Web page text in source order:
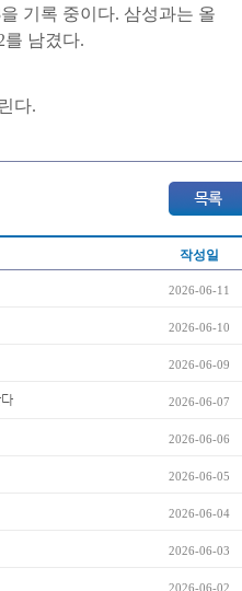
기록 중이다. 삼성과는 올
를 남겼다.
다.
작성일
2026-06-11
2026-06-10
2026-06-09
2026-06-07
2026-06-06
2026-06-05
2026-06-04
2026-06-03
2026-06-02